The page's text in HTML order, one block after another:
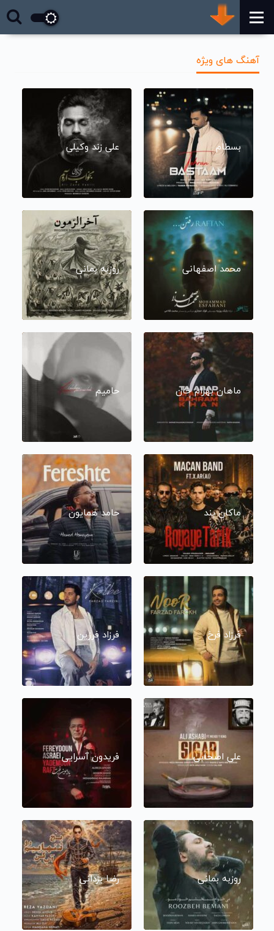
آهنگ های ویژه
بسطام علی زند وکیلی
محمد اصفهانی روزبه بمانی
ماهان بهرام خان حامیم
ماکان بند حامد همایون
فرزاد فرخ فرزاد فرزین
علی اصحابی فریدون آسرایی
روزبه بمانی رضا یزدانی